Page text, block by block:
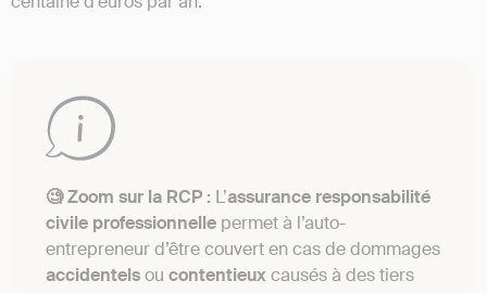
🧐 Zoom sur la RCP : L’assurance responsabilité
civile professionnelle permet à l’auto-
entrepreneur d’être couvert en cas de dommages
accidentelsou contentieuxcausés à des tiers